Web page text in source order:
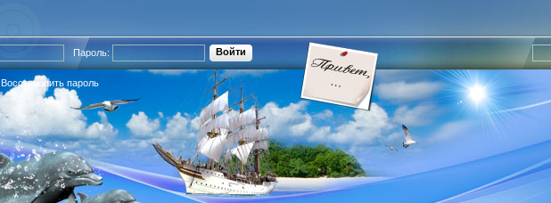
Пароль:
Восстановить пароль